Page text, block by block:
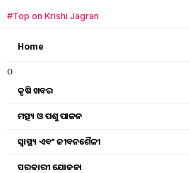
#Top on Krishi Jagran
Home
o
କୃଷି ଖବର
ମତ୍ସ୍ୟ ଓ ପଶୁ ପାଳନ
ସ୍ୱାସ୍ଥ୍ୟ ଏବଂ ଜୀବନଶୈଳୀ
ସରକାରୀ ଯୋଜନା
କୃଷି ଖବର